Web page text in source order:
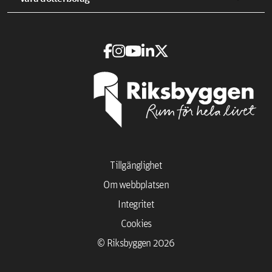
© Riksbyggen 2026
Cookies
Integritet
Om webbplatsen
Tillgänglighet